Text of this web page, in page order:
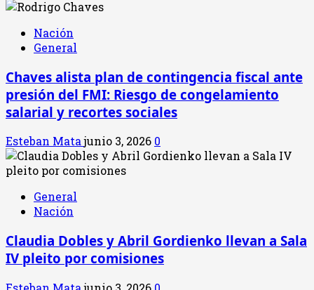
Nación
General
Chaves alista plan de contingencia fiscal ante
presión del FMI: Riesgo de congelamiento
salarial y recortes sociales
Esteban Matajunio 3, 2026 0
General
Nación
Claudia Dobles y Abril Gordienko llevan a Sala
IV pleito por comisiones